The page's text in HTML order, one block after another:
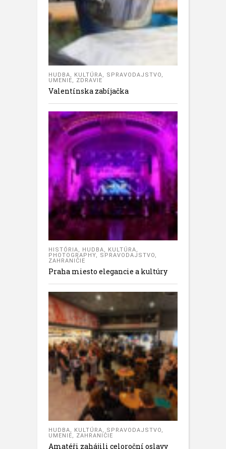
HUDBA, KULTÚRA, SPRAVODAJSTVO,
UMENIE, ZDRAVIE
Valentínska zabíjačka
HISTÓRIA, HUDBA, KULTÚRA,
PHOTOGRAPHY, SPRAVODAJSTVO,
ZAHRANIČIE
Praha miesto elegancie a kultúry
HUDBA, KULTÚRA, SPRAVODAJSTVO,
UMENIE, ZAHRANIČIE
Amatéři zahájili celoroční oslavy